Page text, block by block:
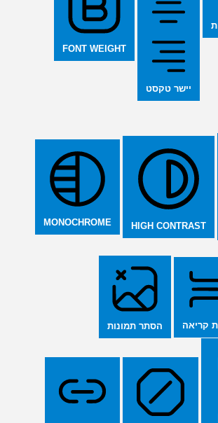
יישר טקסט
FONT WEIGHT
HIGH CONTRAST
MONOCHROME
קריאה הסתר תמונות